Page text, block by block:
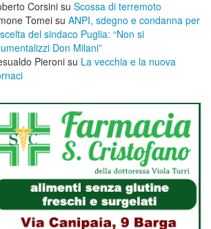
Corsinisu Scossa di terremoto
Tomei su ANPI, sdegno e condanna per
del sindaco Puglia: “Non si
Don Milani”
Pieronisu La vecchia e la nuova